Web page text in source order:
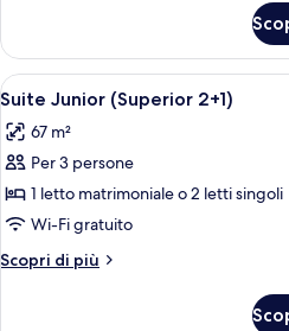
Junior
(Superior)
Apri
tutte
le
foto
per
Suite
Junior
(Superior
5
Suite Junior (Superior 2+1)
67 m²
Per 3 persone
1 letto matrimoniale o 2 letti singoli
Wi-Fi gratuito
Scopri di più
Altri